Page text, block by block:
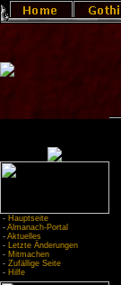
- Hauptseite
- Almanach-Portal
- Aktuelles
- Letzte Änderungen
- Mitmachen
- Zufällige Seite
- Hilfe